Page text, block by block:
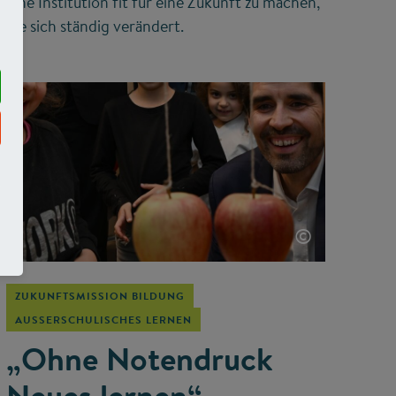
die sich ständig verändert.
©
ZUKUNFTSMISSION BILDUNG
AUSSERSCHULISCHES LERNEN
„Ohne Notendruck